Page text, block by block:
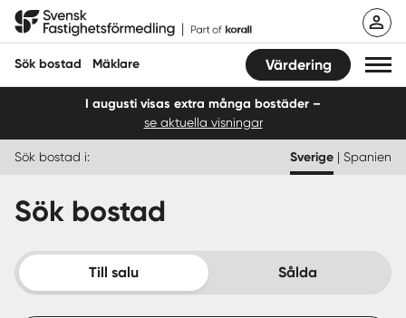
Hoppa
Svensk Fastighetsförmedling
Sök bostad Mäklare Värdering
Sälja
Köpa
I augusti visas extra många bostäder –
se aktuella visningar
Sök bostad i: Sverige | Spanien
Sök bostad
Till salu Sålda